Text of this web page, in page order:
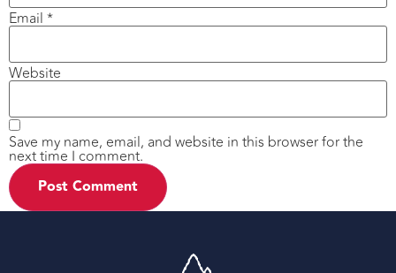
Email *
Website
Save my name, email, and website in this browser for the
next time I comment.